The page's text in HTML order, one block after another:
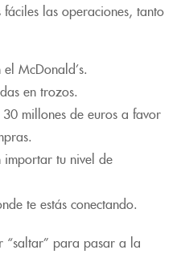
las operaciones, tanto
McDonald’s.
en trozos.
millones de euros a favor
importar tu nivel de
te estás conectando.
“saltar” para pasar a la